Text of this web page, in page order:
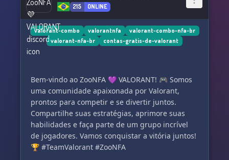
215 ONLINE
valorant-combo valorantnfa
valorant-combo-nfa-br
valorant-nfa-br
contas-gratis-de-valorant
Bem-vindo ao ZooNFA 💜 VALORANT! 🎮 Somos
uma comunidade apaixonada por Valorant,
prontos para competir e se divertir juntos.
Compartilhe suas estratégias, aprimore suas
habilidades e faça parte de um grupo incrível
de jogadores. Vamos conquistar a vitória juntos!
🏆 #TeamValorant #ZooNFA